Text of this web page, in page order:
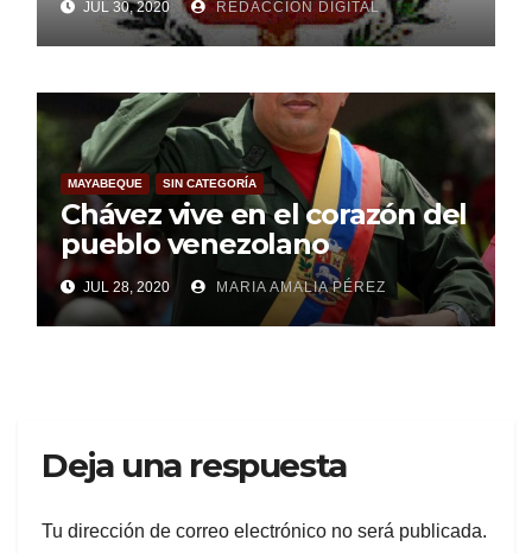
JUL 30, 2020 REDACCIÓN DIGITAL
MAYABEQUE SIN CATEGORÍA
Chávez vive en el corazón del
pueblo venezolano
JUL 28, 2020 MARIA AMALIA PÉREZ
Deja una respuesta
Tu dirección de correo electrónico no será publicada.